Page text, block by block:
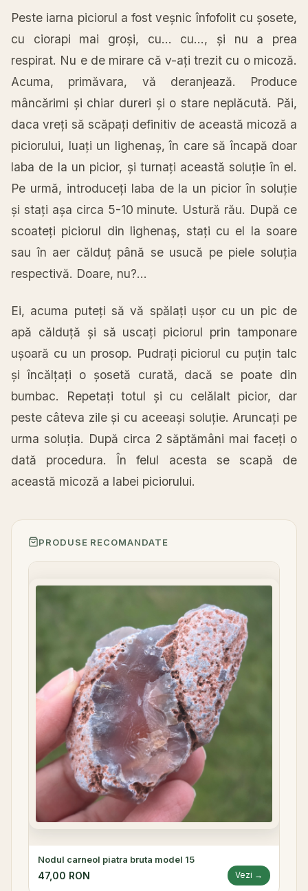
Peste iarna piciorul a fostveșnic înfofolitcu șosete,
cu ciorapi mai groși, cu… cu…, și nu a prea
respirat. Nu e de mirare că v-ați trezit cu o micoză.
Acuma, primăvara, vă deranjează. Produce
mâncărimi și chiar dureri și o stare neplăcută. Păi,
daca vreți să scăpați definitiv de această micoză a
piciorului, luați un lighenaș,în care să încapă doar
laba de la un picior, și turnați această soluție în el.
Pe urmă, introduceți laba de la un piciorîn soluție
și stați așa circa 5-10 minute. Ustură rău. După ce
scoateți piciorul din lighenaș, stați cu el la soare
sau în aer călduț până se usucă pe piele soluția
respectivă. Doare, nu?…
Ei, acuma puteți să vă spălați ușorcu un pic de
apă călduță și să uscați piciorul prin tamponare
ușoară cu un prosop. Pudrați piciorul cu puțin talc
și încălțați o șosetă curată, dacă se poate din
bumbac.
Repetați totul și cu celălalt picior, dar
peste câteva zile și cu aceeași soluție. Aruncați pe
urma soluția. După circa 2 săptămâni mai faceți o
dată
procedura.În felul acesta se scapă de
această micoză a labei piciorului.
PRODUSE RECOMANDATE
Nodul carneol piatra bruta model 15
47,00 RON Vezi →